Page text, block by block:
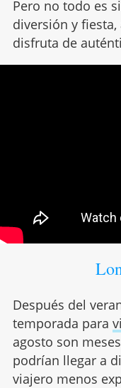
Pero no todo es
diversión y fiesta,
disfruta de
Después del
temporada para
agosto son
podrían llegar a
viajero menos